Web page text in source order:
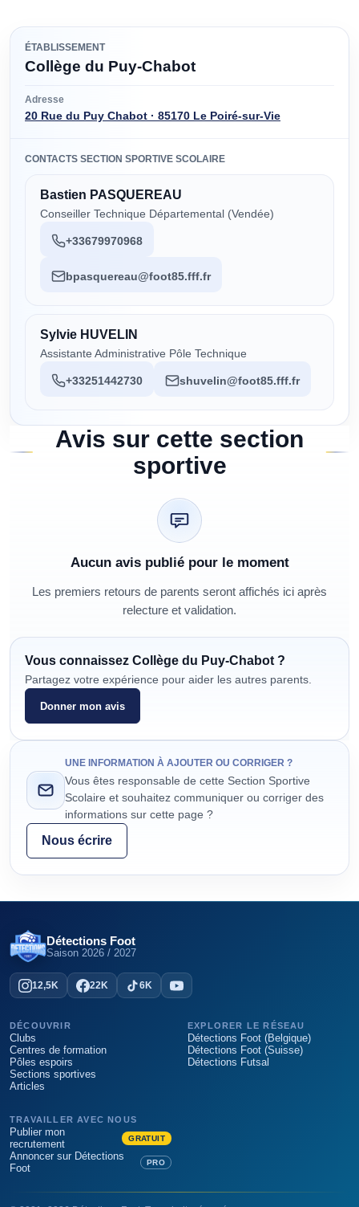
ÉTABLISSEMENT
Collège du Puy-Chabot
Adresse
20 Rue du Puy Chabot · 85170 Le Poiré-sur-Vie
CONTACTS SECTION SPORTIVE SCOLAIRE
Bastien PASQUEREAU
Conseiller Technique Départemental (Vendée)
+33679970968
bpasquereau@foot85.fff.fr
Sylvie HUVELIN
Assistante Administrative Pôle Technique
+33251442730 shuvelin@foot85.fff.fr
Avis sur cette section
sportive
Aucun avis publié pour le moment
Les premiers retours de parents seront affichés ici après
relecture et validation.
Vous connaissez Collège du Puy-Chabot ?
Partagez votre expérience pour aider les autres parents.
Donner mon avis
UNE INFORMATION À AJOUTER OU CORRIGER ?
Vous êtes responsable de cette Section Sportive
Scolaire et souhaitez communiquer ou corriger des
informations sur cette page ?
Nous écrire
Détections Foot
Saison 2026 / 2027
12,5K 22K 6K
DÉCOUVRIR
Clubs
Centres de formation
Pôles espoirs
Sections sportives
Articles
EXPLORER LE RÉSEAU
Détections Foot (Belgique)
Détections Foot (Suisse)
Détections Futsal
TRAVAILLER AVEC NOUS
Publier mon
recrutement
GRATUIT
Annoncer sur Détections
Foot
PRO